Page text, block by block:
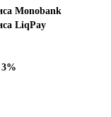
Monobank
LiqPay